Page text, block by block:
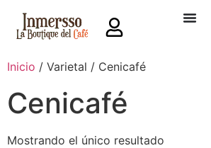
Inicio / Varietal / Cenicafé
Cenicafé
Mostrando el único resultado